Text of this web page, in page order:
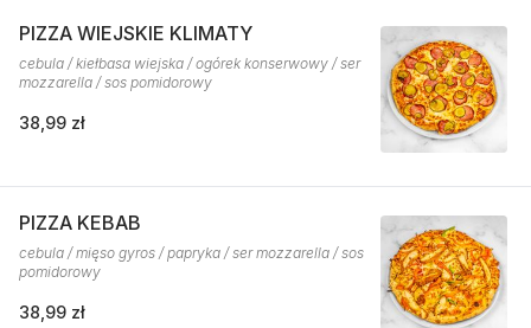
PIZZA WIEJSKIE KLIMATY
cebula / kiełbasa wiejska / ogórek konserwowy / ser
mozzarella / sos pomidorowy
38,99 zł
PIZZA KEBAB
cebula / mięso gyros / papryka / ser mozzarella / sos
pomidorowy
38,99 zł